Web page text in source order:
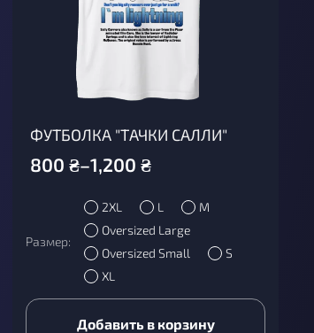
ФУТБОЛКА "ТАЧКИ САЛЛИ"
800 ₴–1,200 ₴
Размер:
2XL L
M
Oversized Large
Oversized Small
S
XL
Добавить в корзину